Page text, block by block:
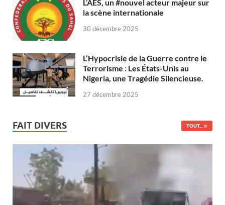
L’AES, un #nouvel acteur majeur sur
la scène internationale
30 décembre 2025
L’Hypocrisie de la Guerre contre le
Terrorisme : Les États-Unis au
Nigeria, une Tragédie Silencieuse.
27 décembre 2025
FAIT DIVERS TOUT...